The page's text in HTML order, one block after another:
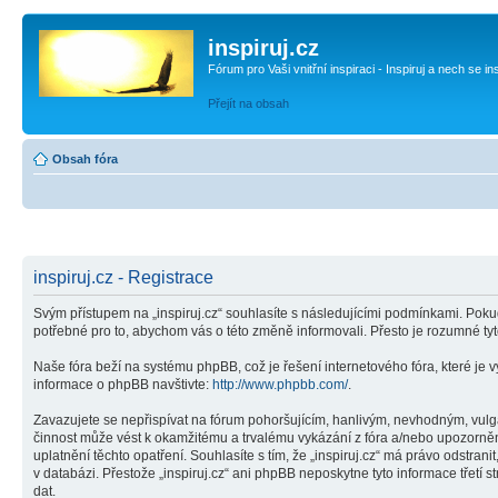
inspiruj.cz
Fórum pro Vaši vnitřní inspiraci - Inspiruj a nech se
Přejít na obsah
Obsah fóra
inspiruj.cz - Registrace
Svým přístupem na „inspiruj.cz“ souhlasíte s následujícími podmínkami.
potřebné pro to, abychom vás o této změně informovali. Přesto je rozumné
Naše fóra beží na systému phpBB, což je řešení internetového fóra, které je
informace o phpBB navštivte: http://www.phpbb.com/.
Zavazujete se nepřispívat na fórum pohoršujícím, hanlivým, nevhodným,
činnost může vést k okamžitému a trvalému vykázání z fóra a/nebo
uplatnění těchto opatření. Souhlasíte s tím, že „inspiruj.cz“ má právo
v databázi. Přestože „inspiruj.cz“ ani phpBB neposkytne tyto informace
dat.